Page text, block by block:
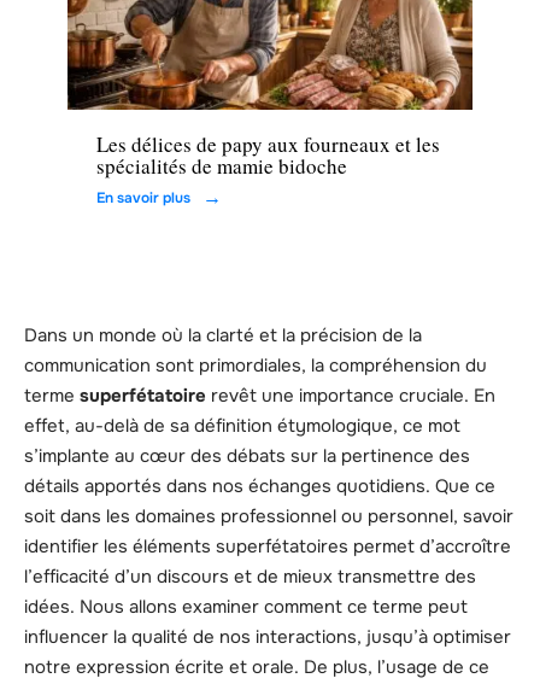
Loisirs
Les délices de papy aux fourneaux et les
spécialités de mamie bidoche
En savoir plus
Dans un monde où la clarté et la précision de la
communication sont primordiales, la compréhension du
terme superfétatoire revêt une importance cruciale. En
effet, au-delà de sa définition étymologique, ce mot
s’implante au cœur des débats sur la pertinence des
détails apportés dans nos échanges quotidiens. Que ce
soit dans les domaines professionnel ou personnel, savoir
identifier les éléments superfétatoires permet d’accroître
l’efficacité d’un discours et de mieux transmettre des
idées. Nous allons examiner comment ce terme peut
influencer la qualité de nos interactions, jusqu’à optimiser
notre expression écrite et orale. De plus, l’usage de ce